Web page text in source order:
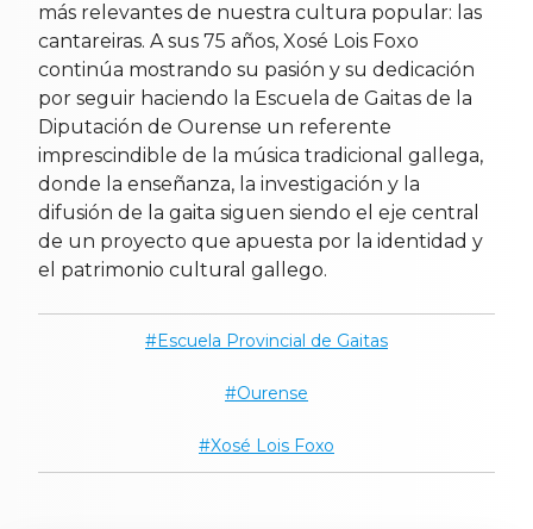
más relevantes de nuestra cultura popular: las
cantareiras. A sus 75 años, Xosé Lois Foxo
continúa mostrando su pasión y su dedicación
por seguir haciendo la Escuela de Gaitas de la
Diputación de Ourense un referente
imprescindible de la música tradicional gallega,
donde la enseñanza, la investigación y la
difusión de la gaita siguen siendo el eje central
de un proyecto que apuesta por la identidad y
el patrimonio cultural gallego.
Escuela Provincial de Gaitas
Ourense
Xosé Lois Foxo